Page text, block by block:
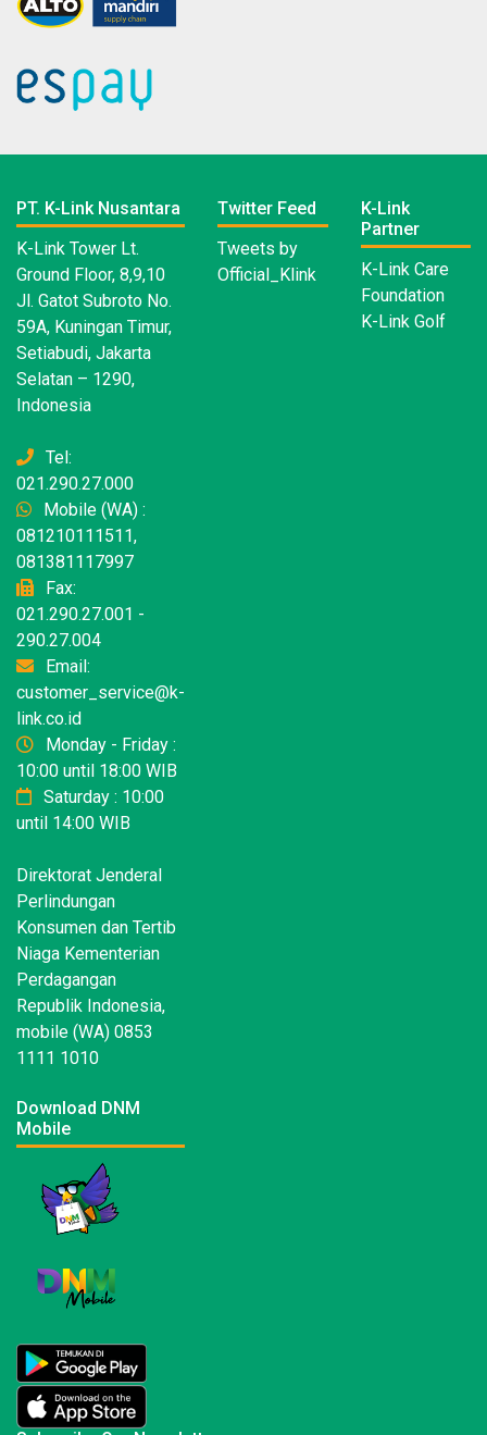
PT. K-Link Nusantara
K-Link Tower Lt.
Ground Floor, 8,9,10
Jl. Gatot Subroto No.
59A, Kuningan Timur,
Setiabudi, Jakarta
Selatan – 1290,
Indonesia
Tel:
021.290.27.000
Mobile (WA) :
081210111511,
081381117997
Fax:
021.290.27.001 -
290.27.004
Email:
customer_service@k-
link.co.id
Monday - Friday :
10:00 until 18:00 WIB
Saturday : 10:00
until 14:00 WIB
Direktorat Jenderal
Perlindungan
Konsumen dan Tertib
Niaga Kementerian
Perdagangan
Republik Indonesia,
mobile (WA) 0853
1111 1010
Download DNM
Mobile
Twitter Feed
Tweets by
Official_Klink
K-Link
Partner
K-Link Care
Foundation
K-Link Golf